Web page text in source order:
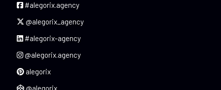
#alegorix.agency
@alegorix_agency
#alegorix-agency
@alegorix.agency
alegorix
@alegorix